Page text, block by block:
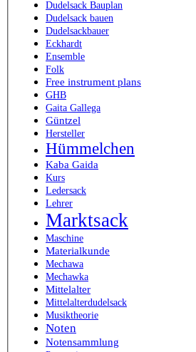
Dudelsack Bauplan
Dudelsack bauen
Dudelsackbauer
Eckhardt
Ensemble
Folk
Free instrument plans
GHB
Gaita Gallega
Güntzel
Hersteller
Hümmelchen
Kaba Gaida
Kurs
Ledersack
Lehrer
Marktsack
Maschine
Materialkunde
Mechawa
Mechawka
Mittelalter
Mittelalterdudelsack
Musiktheorie
Noten
Notensammlung